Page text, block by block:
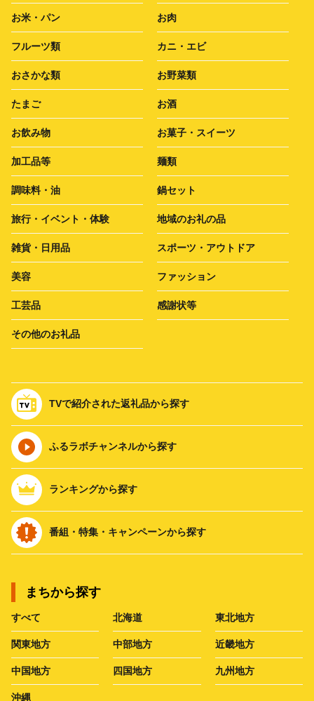
お米・パン お肉
フルーツ類 カニ・エビ
おさかな類 お野菜類
たまご お酒
お飲み物 お菓子・スイーツ
加工品等 麺類
調味料・油 鍋セット
旅行・イベント・体験 地域のお礼の品
雑貨・日用品 スポーツ・アウトドア
美容 ファッション
工芸品 感謝状等
その他のお礼品
TVで紹介された返礼品から探す
ふるラボチャンネルから探す
ランキングから探す
番組・特集・キャンペーンから探す
まちから探す
すべて 北海道 東北地方
関東地方 中部地方 近畿地方
中国地方 四国地方 九州地方
沖縄